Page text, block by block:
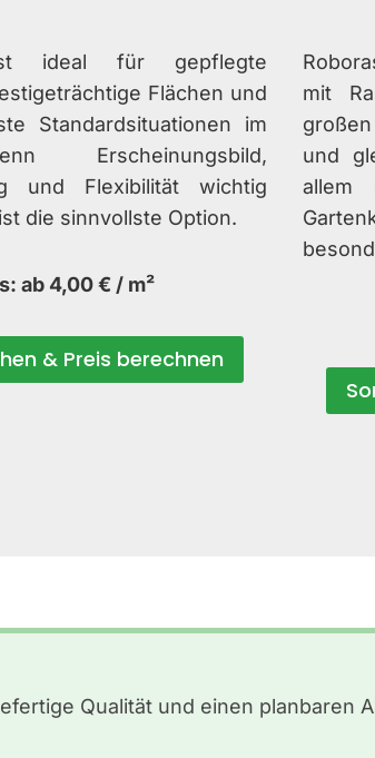
ideal für gepflegte
Flächen und
Standardsituationen im
Erscheinungsbild,
und Flexibilität wichtig
die sinnvollste Option.
ab 4,00 € / m²
& Preis berechnen
mit
und
allem
Qualität und einen planbaren